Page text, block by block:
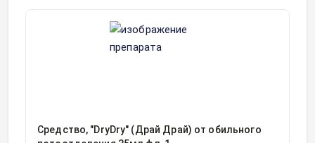
Средство, "DryDry" (Драй Драй) от обильного